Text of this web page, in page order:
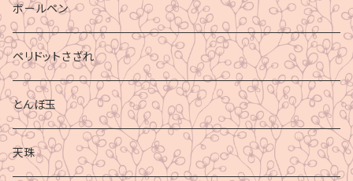
ボールペン
ペリドットさざれ
とんぼ玉
天珠